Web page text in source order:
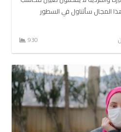
المجال سأتناول في السطور
930